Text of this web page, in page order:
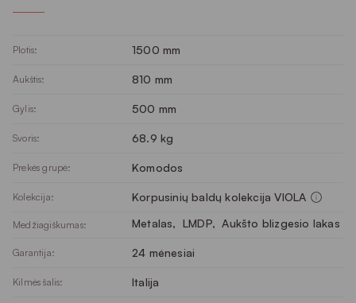
Plotis: 1500 mm
Aukštis: 810 mm
Gylis: 500 mm
Svoris: 68.9 kg
Prekės grupė: Komodos
Kolekcija: Korpusinių baldų kolekcija VIOLA
Medžiagiškumas: Metalas, LMDP, Aukšto blizgesio lakas
Garantija: 24 mėnesiai
Kilmės šalis: Italija